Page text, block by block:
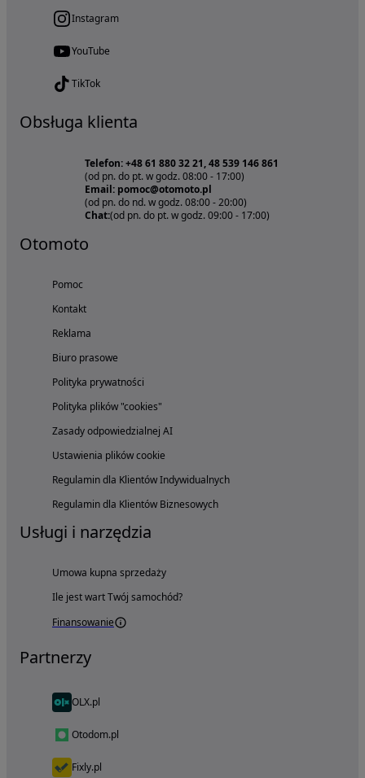
Instagram
YouTube
TikTok
Obsługa klienta
Telefon: +48 61 880 32 21, 48 539 146 861
(od pn. do pt. w godz. 08:00 - 17:00)
Email: pomoc@otomoto.pl
(od pn. do nd. w godz. 08:00 - 20:00)
Chat:(od pn. do pt. w godz. 09:00 - 17:00)
Otomoto
Pomoc
Kontakt
Reklama
Biuro prasowe
Polityka prywatności
Polityka plików "cookies"
Zasady odpowiedzialnej AI
Ustawienia plików cookie
Regulamin dla Klientów Indywidualnych
Regulamin dla Klientów Biznesowych
Usługi i narzędzia
Umowa kupna sprzedaży
Ile jest wart Twój samochód?
Finansowanie
Partnerzy
OLX.pl
Otodom.pl
Fixly.pl